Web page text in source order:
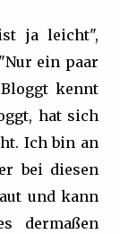
ja leicht",
ein paar
kennt
hat sich
Ich bin an
bei diesen
und kann
dermaßen